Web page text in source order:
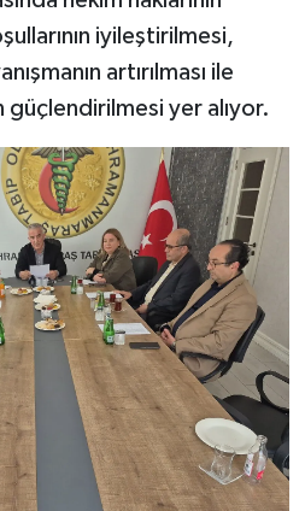
iyileştirilmesi,
artırılması ile
güçlendirilmesi yer alıyor.